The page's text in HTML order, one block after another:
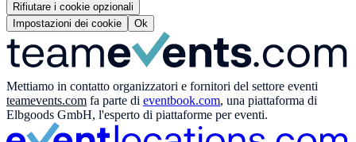
Rifiutare i cookie opzionali
Impostazioni dei cookie
Ok
Mettiamo in contatto organizzatori e fornitori del settore eventi
teamevents.com fa parte di eventbook.com, una piattaforma di
Elbgoods GmbH, l'esperto di piattaforme per eventi.